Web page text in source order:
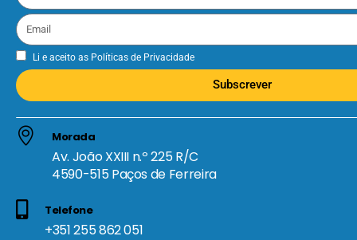
Li e aceito as Políticas de Privacidade
Subscrever
Morada
Av. João XXIII n.º 225 R/C
4590-515 Paços de Ferreira
Telefone
+351 255 862 051